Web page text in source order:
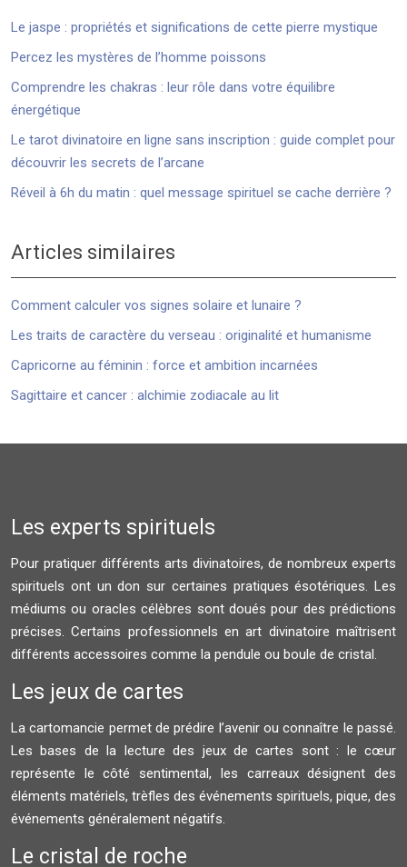
Le jaspe : propriétés et significations de cette pierre mystique
Percez les mystères de l’homme poissons
Comprendre les chakras : leur rôle dans votre équilibre
énergétique
Le tarot divinatoire en ligne sans inscription : guide complet pour
découvrir les secrets de l’arcane
Réveil à 6h du matin : quel message spirituel se cache derrière ?
Articles similaires
Comment calculer vos signes solaire et lunaire ?
Les traits de caractère du verseau : originalité et humanisme
Capricorne au féminin : force et ambition incarnées
Sagittaire et cancer : alchimie zodiacale au lit
Les experts spirituels
Pour pratiquer différents arts divinatoires, de nombreux experts
spirituels ont un don sur certaines pratiques ésotériques. Les
médiums ou oracles célèbres sont doués pour des prédictions
précises. Certains professionnels en art divinatoire maîtrisent
différents accessoires comme la pendule ou boule de cristal.
Les jeux de cartes
La cartomancie permet de prédire l’avenir ou connaître le passé.
Les bases de la lecture des jeux de cartes sont : le cœur
représente le côté sentimental, les carreaux désignent des
éléments matériels, trèfles des événements spirituels, pique, des
événements généralement négatifs.
Le cristal de roche